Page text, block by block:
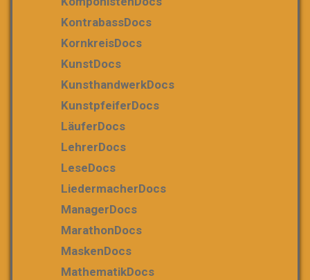
KontrabassDocs
KornkreisDocs
KunstDocs
KunsthandwerkDocs
KunstpfeiferDocs
LäuferDocs
LehrerDocs
LeseDocs
LiedermacherDocs
ManagerDocs
MarathonDocs
MaskenDocs
MathematikDocs